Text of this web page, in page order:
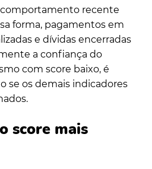
comportamento recente
forma, pagamentos em
e dívidas encerradas
a confiança do
com score baixo, é
se os demais indicadores
score mais